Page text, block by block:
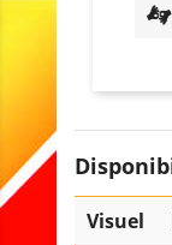
Visuel